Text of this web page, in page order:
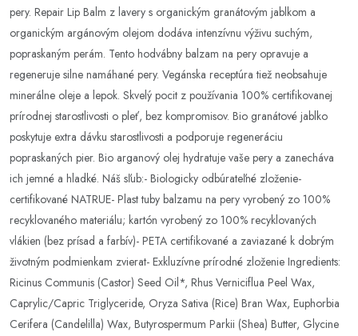
pery. Repair Lip Balm z lavery s organickým granátovým jablkom a
organickým argánovým olejom dodáva intenzívnu výživu suchým,
popraskaným perám. Tento hodvábny balzam na pery opravuje a
regeneruje silne namáhané pery. Vegánska receptúra ​​tiež neobsahuje
minerálne oleje a lepok. Skvelý pocit z používania 100% certifikovanej
prírodnej starostlivosti o pleť, bez kompromisov. Bio granátové jablko
poskytuje extra dávku starostlivosti a podporuje regeneráciu
popraskaných pier. Bio arganový olej hydratuje vaše pery a zanecháva
ich jemné a hladké. Náš sľub:- Biologicky odbúrateľné zloženie-
certifikované NATRUE- Plast tuby balzamu na pery vyrobený zo 100%
recyklovaného materiálu; kartón vyrobený zo 100% recyklovaných
vlákien (bez prísad a farbív)- PETA certifikované a zaviazané k dobrým
životným podmienkam zvierat- Exkluzívne prírodné zloženie Ingredients:
Ricinus Communis (Castor) Seed Oil*, Rhus Verniciflua Peel Wax,
Caprylic/Capric Triglyceride, Oryza Sativa (Rice) Bran Wax, Euphorbia
Cerifera (Candelilla) Wax, Butyrospermum Parkii (Shea) Butter, Glycine